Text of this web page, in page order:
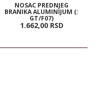
NOSAC PREDNJEG
BRANIKA ALUMINIJUM (:
GT/F07)
1.662,00 RSD